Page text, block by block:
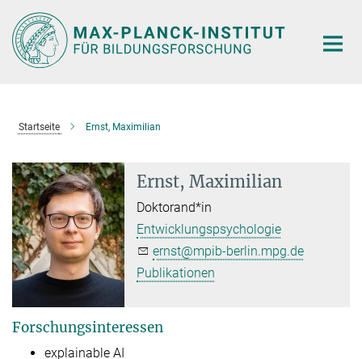
Hauptinhalt
Startseite Ernst, Maximilian
Ernst, Maximilian
Doktorand*in
Entwicklungspsychologie
ernst@mpib-berlin.mpg.de
Publikationen
Forschungsinteressen
explainable AI